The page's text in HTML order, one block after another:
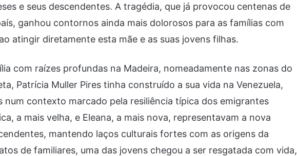
e seus descendentes. A tragédia, que já provocou centenas de
ganhou contornos ainda mais dolorosos para as famílias com
atingir diretamente esta mãe e as suas jovens filhas.
com raízes profundas na Madeira, nomeadamente nas zonas do
Patrícia Muller Pires tinha construído a sua vida na Venezuela,
num contexto marcado pela resiliência típica dos emigrantes
a mais velha, e Eleana, a mais nova, representavam a nova
mantendo laços culturais fortes com as origens da
de familiares, uma das jovens chegou a ser resgatada com vida,